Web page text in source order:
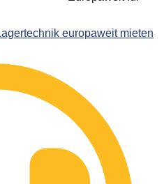
europaweit mieten